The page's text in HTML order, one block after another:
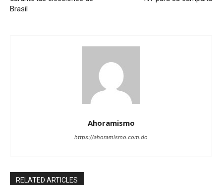
Brasil
Ahoramismo
https://ahoramismo.com.do
RELATED ARTICLES